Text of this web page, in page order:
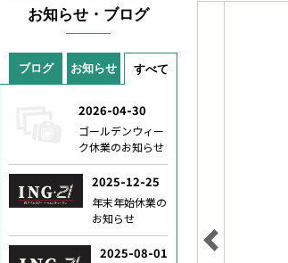
お知らせ・ブログ
すべて
お知らせ
ブログ